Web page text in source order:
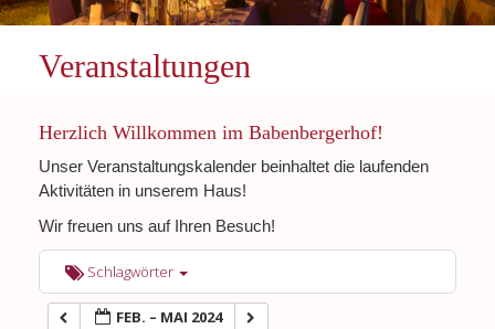
Veranstaltungen
Herzlich Willkommen im Babenbergerhof!
Unser Veranstaltungskalender beinhaltet die laufenden
Aktivitäten in unserem Haus!
Wir freuen uns auf Ihren Besuch!
Schlagwörter
FEB. – MAI 2024